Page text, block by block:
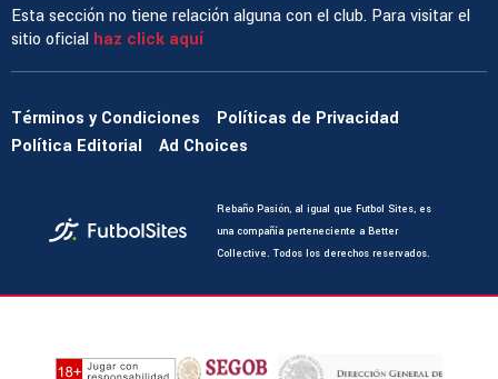
Esta sección no tiene relación alguna con el club. Para visitar el
sitio oficial haz click aquí
Términos y Condiciones
Políticas de Privacidad
Política Editorial
Ad Choices
Rebaño Pasión, al igual que Futbol Sites, es
una compañía perteneciente a Better
Collective. Todos los derechos reservados.